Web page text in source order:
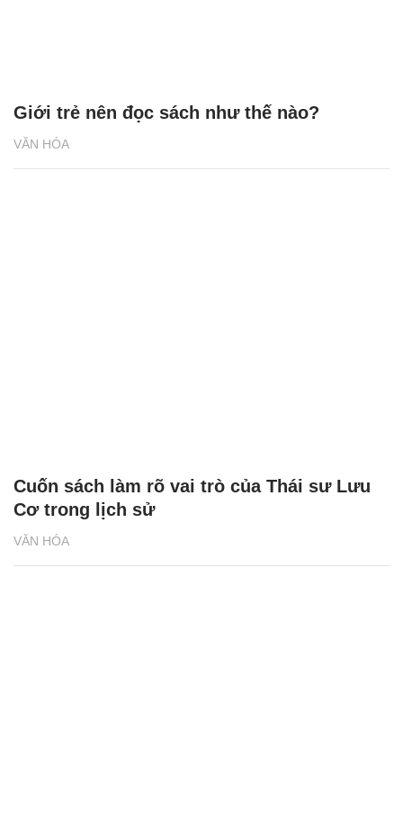
VĂN HÓA
Giới trẻ nên đọc sách như thế nào?
VĂN HÓA
Cuốn sách làm rõ vai trò của Thái sư Lưu
Cơ trong lịch sử